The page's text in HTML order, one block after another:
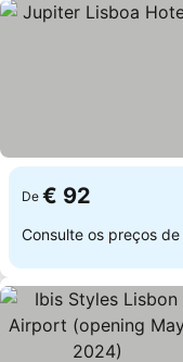
De € 92
Consulte os preços de